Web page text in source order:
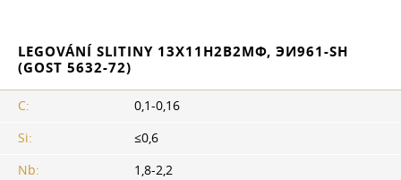
LEGOVÁNÍ SLITINY 13Х11Н2В2МФ, ЭИ961-SH
(GOST 5632-72)
C:
0,1-0,16
Si:
≤0,6
Nb:
1,8-2,2